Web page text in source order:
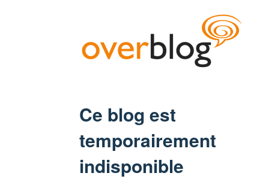
Ce blog est
temporairement
indisponible